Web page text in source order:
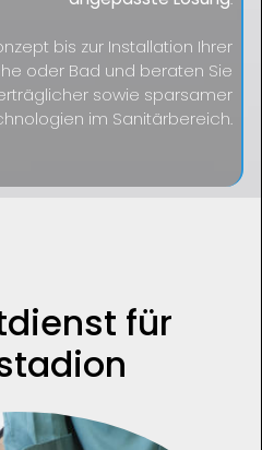
bis zur Installation Ihrer
oder Bad und beraten Sie
sowie sparsamer
im Sanitärbereich.
für